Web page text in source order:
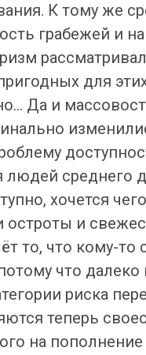
К тому же
грабежей и
для
Да и
среднего
хочется
остроты и
то, что кому-
что
риска
теперь
на